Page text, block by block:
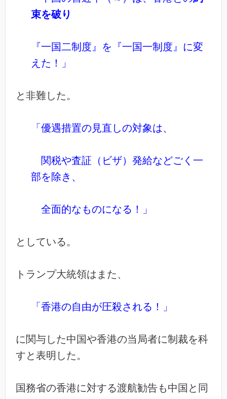
束を破り
『一国二制度』を『一国一制度』に変
えた！」
と非難した。
「優遇措置の見直しの対象は、
関税や査証（ビザ）発給などごく一
部を除き、
全面的なものになる！」
としている。
トランプ大統領はまた、
「香港の自由が圧殺される！」
に関与した中国や香港の当局者に制裁を科
すと表明した。
国務省の香港に対する渡航勧告も中国と同